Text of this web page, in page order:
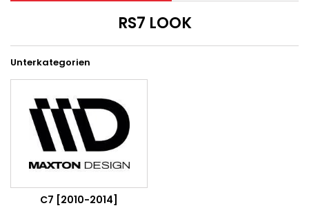
RS7 LOOK
Unterkategorien
C7 [2010-2014]